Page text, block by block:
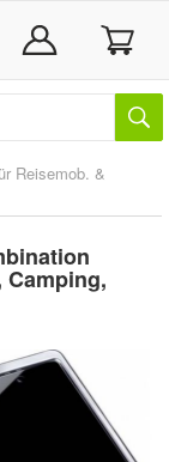
Reisemob. &
Camping,